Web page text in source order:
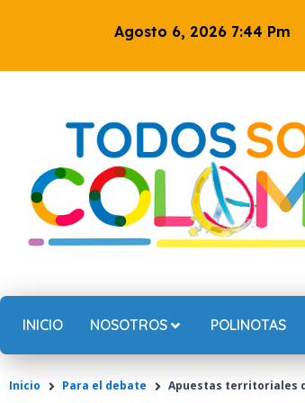
Agosto 6, 2026 7:44 Pm
INICIO NOSOTROS POLINOTAS
Inicio Para el debate Apuestas territoriales